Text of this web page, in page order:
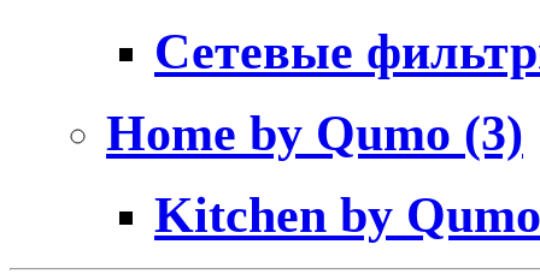
Сетевые
Home by Qumo (3)
Kitchen by